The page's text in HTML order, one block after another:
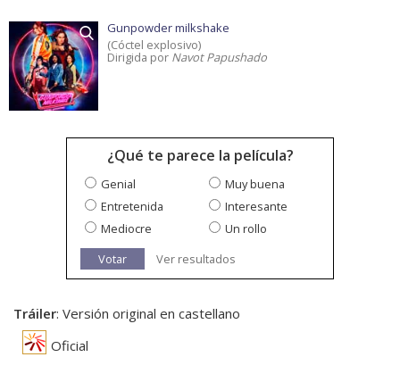
Gunpowder milkshake
(Cóctel explosivo)
Dirigida por Navot Papushado
¿Qué te parece la película?
Genial
Muy buena
Entretenida
Interesante
Mediocre
Un rollo
Votar
Ver resultados
Tráiler: Versión original en castellano
Oficial